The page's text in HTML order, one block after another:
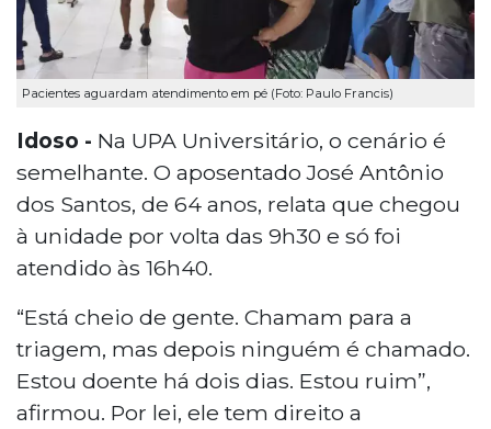
Pacientes aguardam atendimento em pé (Foto: Paulo Francis)
Idoso - Na UPA Universitário, o cenário é
semelhante. O aposentado José Antônio
dos Santos, de 64 anos, relata que chegou
à unidade por volta das 9h30 e só foi
atendido às 16h40.
“Está cheio de gente. Chamam para a
triagem, mas depois ninguém é chamado.
Estou doente há dois dias. Estou ruim”,
afirmou. Por lei, ele tem direito a